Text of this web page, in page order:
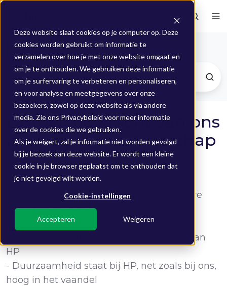
Deze website slaat cookies op je computer op. Deze
cookies worden gebruikt om informatie te
verzamelen over hoe je met onze website omgaat en
om je te onthouden. We gebruiken deze informatie
om je surfervaring te verbeteren en personaliseren,
en voor analyse en meetgegevens over onze
bezoekers, zowel op deze website als via andere
media. Zie ons Privacybeleid voor meer informatie
over de cookies die we gebruiken.
Als je weigert, zal je informatie niet worden gevolgd
bij je bezoek aan deze website. Er wordt een kleine
cookie in je browser geplaatst om te onthouden dat
je niet gevolgd wilt worden.
Cookie-instellingen
Accepteren Weigeren
Blogs
Ontdek de kracht van ons
HP Amplify partnerschap
Door Mieke op 10 jul 2025 10:01:27
Dit is waarom wij voor HP kiezen:
- Hoogwaardige en betrouwbare hardware
- Altijd up-to-date met de nieuwste
technologieën van HP
- Uitstekende ondersteuning en service van
HP
- Duurzaamheid staat bij HP, net zoals bij ons,
hoog in het vaandel